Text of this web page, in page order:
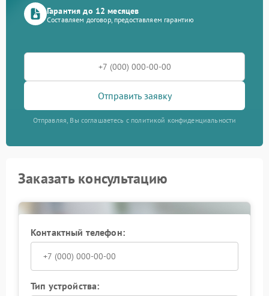
Гарантия до 12 месяцев
Составляем договор, предоставляем гарантию
Отправить заявку
Отправляя, Вы соглашаетесь с политикой конфиденциальности
Заказать консультацию
Контактный телефон:
Тип устройства: